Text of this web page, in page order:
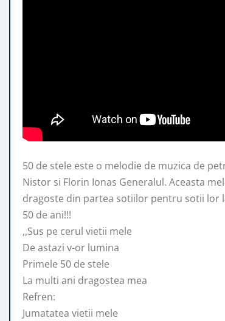
50 de stele este o melodie de muzica de
Nistor si Florin Ionas Generalul. Aceasta
dragoste din partea sotiilor pentru sotii lor
50 de ani!!!
,,Sus pe cerul vietii mele
De astazi v-or lumina
Primele 50 de stele
La multi ani dragostea mea
Refren:
Jumatatea vietii mele